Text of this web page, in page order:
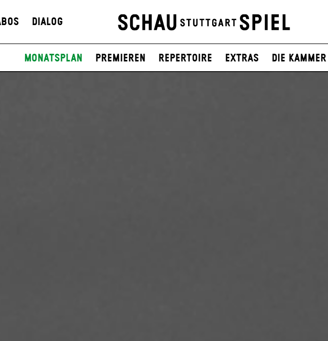
Dialog
Monatsplan Premieren Repertoire Extras Die Kammer